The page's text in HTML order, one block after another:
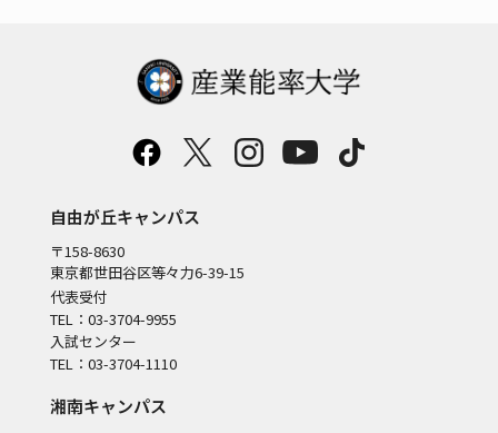
自由が丘キャンパス
〒158-8630
東京都世田谷区等々力6-39-15
代表受付
TEL：03-3704-9955
入試センター
TEL：03-3704-1110
湘南キャンパス